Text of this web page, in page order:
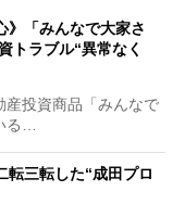
》「みんなで大家さ
トラブル“異常なく
投資商品「みんなで
る…
転三転した“成田プロ